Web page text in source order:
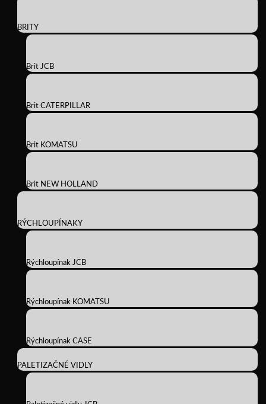
BRITY
Brit JCB
Brit CATERPILLAR
Brit KOMATSU
Brit NEW HOLLAND
RÝCHLOUPÍNAKY
Rýchloupínak JCB
Rýchloupínak KOMATSU
Rýchloupínak CASE
PALETIZAČNÉ VIDLY